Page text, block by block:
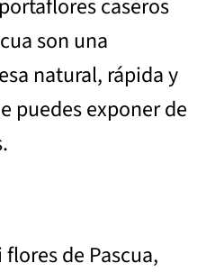
caseros
son una
natural, rápida y
puedes exponer de
de Pascua,